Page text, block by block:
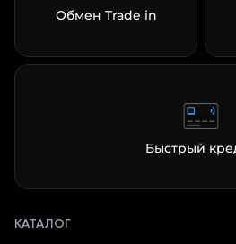
Обмен Trade in
Быстрый
КАТАЛОГ